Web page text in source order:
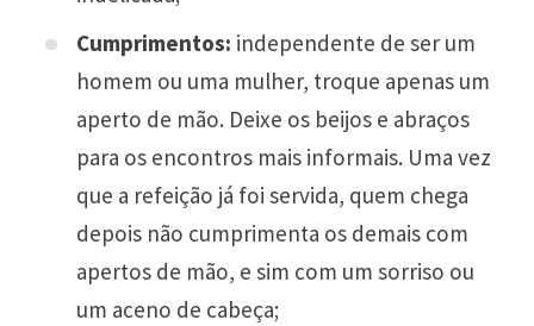
Cumprimentos: independente de ser um
homem ou uma mulher, troque apenas um
aperto de mão. Deixe os beijos e abraços
para os encontros mais informais. Uma vez
que a refeição já foi servida, quem chega
depois não cumprimenta os demais com
apertos de mão, e sim com um sorriso ou
um aceno de cabeça;